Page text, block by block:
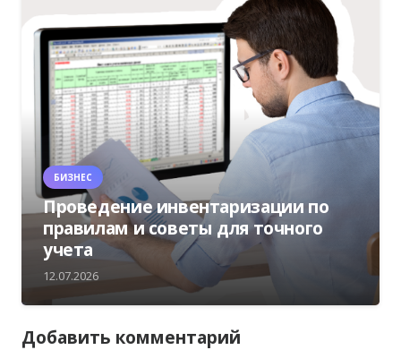
БИЗНЕС
Проведение инвентаризации по
правилам и советы для точного
учета
12.07.2026
Добавить комментарий